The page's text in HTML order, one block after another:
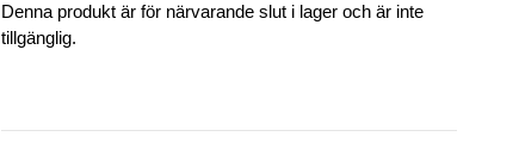
Denna produkt är för närvarande slut i lager och är inte
tillgänglig.